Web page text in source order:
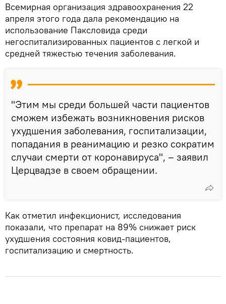
Всемирная организация здравоохранения 22
апреля этого года дала рекомендацию на
использование Паксловида среди
негоспитализированных пациентов с легкой и
средней тяжестью течения заболевания.
"Этим мы среди большей части пациентов
сможем избежать возникновения рисков
ухудшения заболевания, госпитализации,
попадания в реанимацию и резко сократим
случаи смерти от коронавируса", – заявил
Церцвадзе в своем обращении.
Как отметил инфекционист, исследования
показали, что препарат на 89% снижает риск
ухудшения состояния ковид-пациентов,
госпитализацию и смертность.